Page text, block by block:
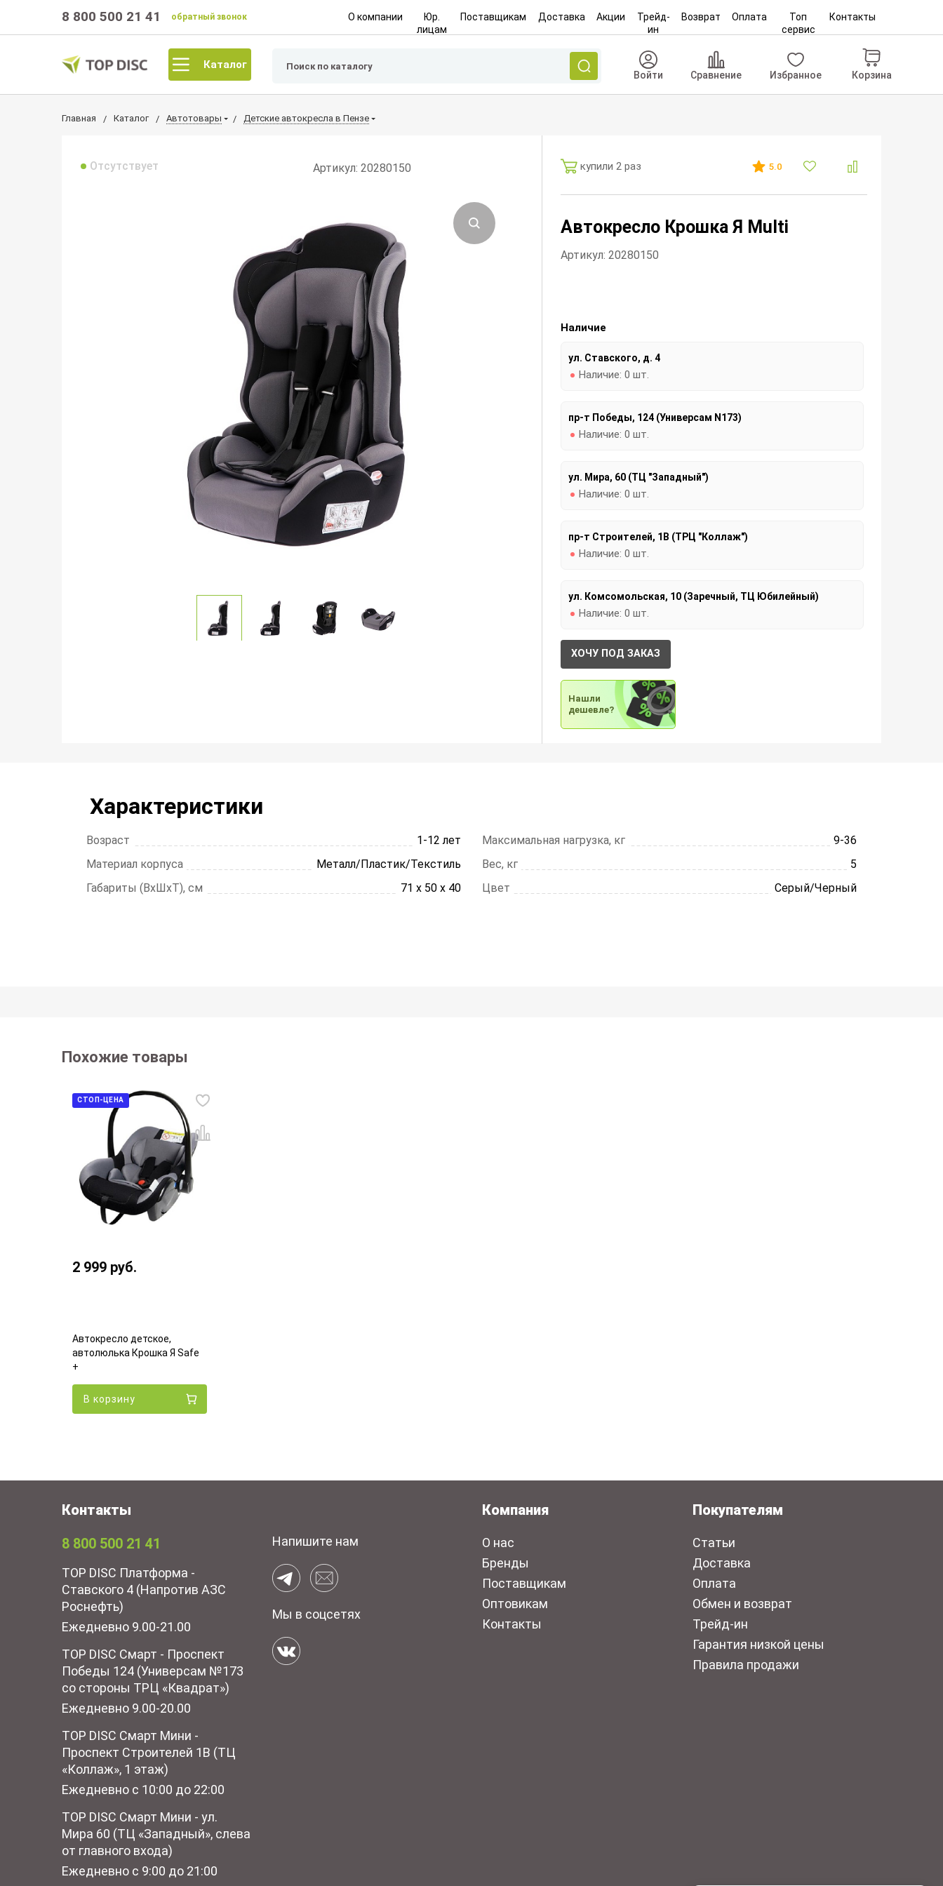
8 800 500 21 41 обратный звонок О компании
Юр.
лицам
Поставщикам Доставка Акции
Трейд-
ин
Возврат Оплата
Топ
сервис
Контакты
Каталог
Войти Сравнение Избранное Корзина
Главная Каталог Автотовары Детские автокресла в Пензе
Отсутствует Артикул: 20280150 купили 2 раз 5.0
Автокресло Крошка Я Multi
Артикул: 20280150
Наличие
ул. Ставского, д. 4
Наличие: 0 шт.
пр-т Победы, 124 (Универсам N173)
Наличие: 0 шт.
ул. Мира, 60 (ТЦ "Западный")
Наличие: 0 шт.
пр-т Строителей, 1В (ТРЦ "Коллаж")
Наличие: 0 шт.
ул. Комсомольская, 10 (Заречный, ТЦ Юбилейный)
Наличие: 0 шт.
ХОЧУ ПОД ЗАКАЗ
Нашли
дешевле?
Характеристики
Возраст 1-12 лет Максимальная нагрузка, кг
9-36
Материал корпуса
Металл/Пластик/Текстиль Вес, кг
5
Габариты (ВхШхТ), см
71 х 50 х 40 Цвет Серый/Черный
Похожие товары
СТОП-ЦЕНА
2 999 руб.
Автокресло детское,
автолюлька Крошка Я Safe
+
В корзину
Контакты
8 800 500 21 41
TOP DISC Платформа -
Ставского 4 (Напротив АЗС
Роснефть)
Ежедневно 9.00-21.00
TOP DISC Смарт - Проспект
Победы 124 (Универсам №173
со стороны ТРЦ «Квадрат»)
Ежедневно 9.00-20.00
TOP DISC Смарт Мини -
Проспект Строителей 1В (ТЦ
«Коллаж», 1 этаж)
Ежедневно с 10:00 до 22:00
TOP DISC Смарт Мини - ул.
Мира 60 (ТЦ «Западный», слева
от главного входа)
Ежедневно с 9:00 до 21:00
Напишите нам
Мы в соцсетях
Компания
О нас
Бренды
Поставщикам
Оптовикам
Контакты
Покупателям
Статьи
Доставка
Оплата
Обмен и возврат
Трейд-ин
Гарантия низкой цены
Правила продажи